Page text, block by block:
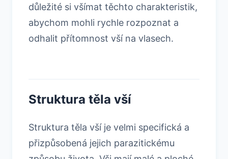
důležité si všímat těchto charakteristik,
abychom mohli rychle rozpoznat a
odhalit přítomnost vší na vlasech.
Struktura těla vší
Struktura těla vší je velmi specifická a
přizpůsobená jejich parazitickému